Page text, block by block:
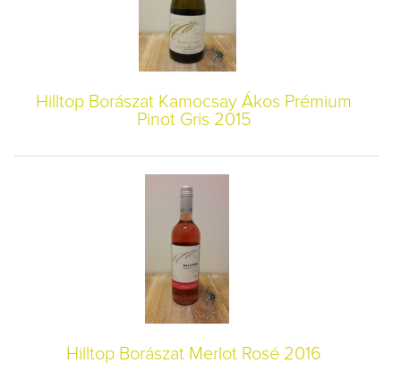
Hilltop Borászat Kamocsay Ákos Prémium
Pinot Gris 2015
Hilltop Borászat Merlot Rosé 2016